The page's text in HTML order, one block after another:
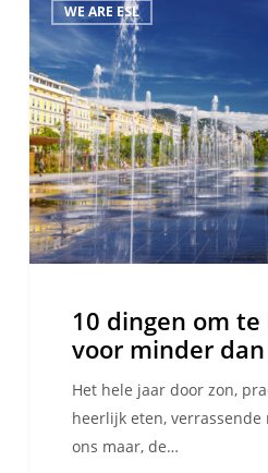
dingen
om
te
doen
in
Nice
voor
minder
dan
WE ARE ESL
10 dingen om
voor minder dan
Het hele jaar door zon,
heerlijk eten,
ons maar, de…